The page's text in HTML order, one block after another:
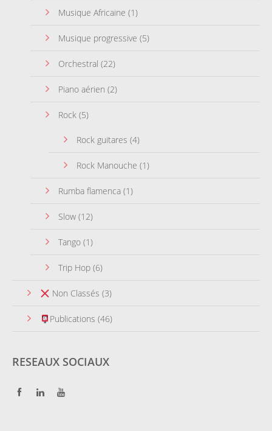
Musique Africaine (1)
Musique progressive (5)
Orchestral (22)
Piano aérien (2)
Rock (5)
Rock guitares (4)
Rock Manouche (1)
Rumba flamenca (1)
Slow (12)
Tango (1)
Trip Hop (6)
Non Classés (3)
Publications (46)
RESEAUX SOCIAUX